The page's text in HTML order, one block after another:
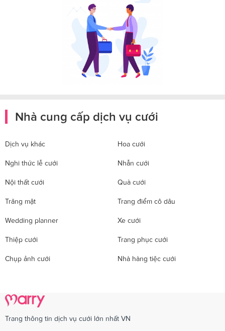
Nhà cung cấp dịch vụ cưới
Dịch vụ khác Hoa cưới
Nghi thức lễ cưới Nhẫn cưới
Nội thất cưới Quà cưới
Trăng mật Trang điểm cô dâu
Wedding planner Xe cưới
Thiệp cưới Trang phục cưới
Chụp ảnh cưới Nhà hàng tiệc cưới
Trang thông tin dịch vụ cưới lớn nhất VN